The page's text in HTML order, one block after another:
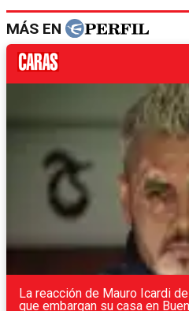
MÁS EN
La reacción de Mauro Icardi
que embargan su casa en